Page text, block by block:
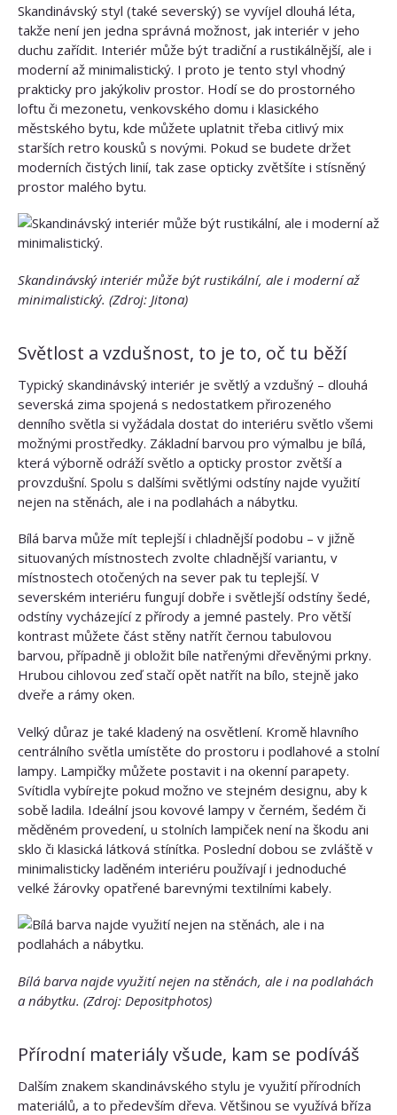
Skandinávský styl (také severský) se vyvíjel dlouhá léta,
takže není jen jedna správná možnost, jak interiér v jeho
duchu zařídit. Interiér může být tradiční a rustikálnější, ale i
moderní až minimalistický. I proto je tento styl vhodný
prakticky pro jakýkoliv prostor. Hodí se do prostorného
loftu či mezonetu, venkovského domu i klasického
městského bytu, kde můžete uplatnit třeba citlivý mix
starších retro kousků s novými. Pokud se budete držet
moderních čistých linií, tak zase opticky zvětšíte i stísněný
prostor malého bytu.
Skandinávský interiér může být rustikální, ale i moderní až
minimalistický. (Zdroj: Jitona)
Světlost a vzdušnost, to je to, oč tu běží
Typický skandinávský interiér je světlý a vzdušný – dlouhá
severská zima spojená s nedostatkem přirozeného
denního světla si vyžádala dostat do interiéru světlo všemi
možnými prostředky. Základní barvou pro výmalbu je bílá,
která výborně odráží světlo a opticky prostor zvětší a
provzdušní. Spolu s dalšími světlými odstíny najde využití
nejen na stěnách, ale i na podlahách a nábytku.
Bílá barva může mít teplejší i chladnější podobu – v jižně
situovaných místnostech zvolte chladnější variantu, v
místnostech otočených na sever pak tu teplejší. V
severském interiéru fungují dobře i světlejší odstíny šedé,
odstíny vycházející z přírody a jemné pastely. Pro větší
kontrast můžete část stěny natřít černou tabulovou
barvou, případně ji obložit bíle natřenými dřevěnými prkny.
Hrubou cihlovou zeď stačí opět natřít na bílo, stejně jako
dveře a rámy oken.
Velký důraz je také kladený na osvětlení. Kromě hlavního
centrálního světla umístěte do prostoru i podlahové a stolní
lampy. Lampičky můžete postavit i na okenní parapety.
Svítidla vybírejte pokud možno ve stejném designu, aby k
sobě ladila. Ideální jsou kovové lampy v černém, šedém či
měděném provedení, u stolních lampiček není na škodu ani
sklo či klasická látková stínítka. Poslední dobou se zvláště v
minimalisticky laděném interiéru používají i jednoduché
velké žárovky opatřené barevnými textilními kabely.
Bílá barva najde využití nejen na stěnách, ale i na podlahách
a nábytku. (Zdroj: Depositphotos)
Přírodní materiály všude, kam se podíváš
Dalším znakem skandinávského stylu je využití přírodních
materiálů, a to především dřeva. Většinou se využívá bříza